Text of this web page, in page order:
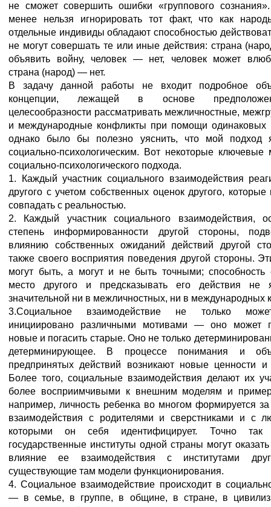
не сможет совершить ошибки «группового
менее нельзя игнорировать тот факт, что как
отдельные индивиды обладают способностью
не могут совершать те или иные действия: страна
объявить войну, человек — нет, человек может
страна (народ) — нет.
В задачу данной работы не входит подробное
концепции, лежащей в основе
целесообразности рассматривать межличностные,
и международные конфликты при помощи одинаковых
однако было бы полезно уяснить, что мой подход
социально-психологическим. Вот некоторые ключевые
социально-психологического подхода.
1. Каждый участник социального взаимодействия
другого с учетом собственных оценок другого, которые
совпадать с реальностью.
2. Каждый участник социального взаимодействия,
степень информированности другой стороны,
влиянию собственных ожиданий действий другой
также своего восприятия поведения другой стороны.
могут быть, а могут и не быть точными; способность
место другого и предсказывать его действия не
значительной ни в межличностных, ни в международных
3.Социальное взаимодействие не только
инициировано различными мотивами — оно может
новые и погасить старые. Оно не только
детерминирующее. В процессе понимания и
предпринятых действий возникают новые ценности
Более того, социальные взаимодействия делают их
более восприимчивыми к внешним моделям и
например, личность ребенка во многом формируется за
взаимодействия с родителями и сверстниками и с
которыми он себя идентифицирует. Точно
государственные институты одной страны могут
влияние ее взаимодействия с институтами
существующие там модели функционирования.
4. Социальное взаимодействие происходит в
— в семье, в группе, в общине, в стране, в